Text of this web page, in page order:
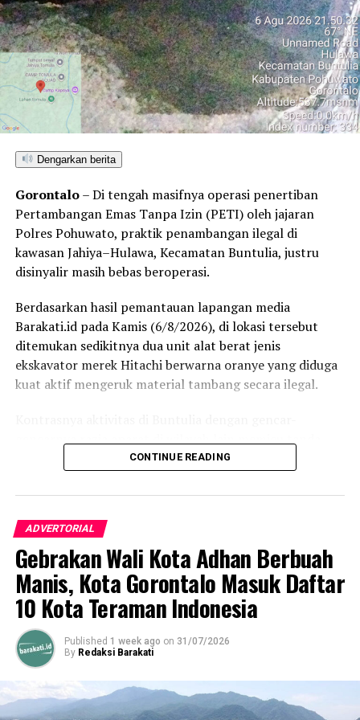
UP NEXT
Boxing continues to knock itself out with bewildering,
incorrect decisions
DON'T MISS
Phillies’ Aaron Altherr makes mind-boggling barehanded
play
Dengarkan berita
Gorontalo– Di tengah masifnya operasi penertiban
Pertambangan Emas Tanpa Izin (PETI) oleh jajaran
Polres Pohuwato, praktik penambangan ilegal di
kawasan Jahiya–Hulawa, Kecamatan Buntulia, justru
disinyalir masih bebas beroperasi.
Berdasarkan hasil pemantauan lapangan media
Barakati.id pada Kamis (6/8/2026), di lokasi tersebut
ditemukan sedikitnya dua unit alat berat jenis
ekskavator merek Hitachi berwarna oranye yang diduga
kuat aktif mengeruk material tambang secara ilegal.
tanya publik. Pasalnya, meski kepolisian berulang kali
Kabupaten Pohuwato, kegiatan di lokasi ini terkesan tak
tersentuh hukum.
Hasil penelusuran Barakati.id mengungkapkan bahwa
aktivitas pertambangan tanpa izin tersebut diduga
dikelola oleh seorang pengusaha lokal berinisial DE alias
Daeng Edy. Kendati demikian, informasi ini masih
memerlukan pembuktian hukum lebih lanjut, dan media
tetap mengedepankan asas praduga tak bersalah
presumption of innocence
Suasana tertutup tampak jelas di area yang disinyalir
CONTINUE READING
ADVERTORIAL
Gebrakan Wali Kota Adhan Berbuah
Manis, Kota Gorontalo Masuk Daftar
10 Kota Teraman Indonesia
Published 1 week ago on 31/07/2026
By Redaksi Barakati